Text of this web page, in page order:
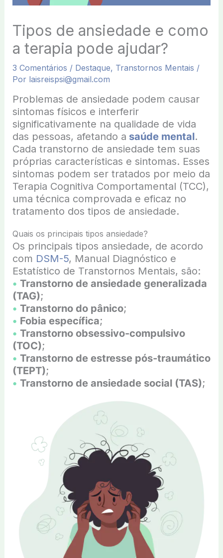
Tipos de ansiedade e como
a terapia pode ajudar?
3 Comentários / Destaque, Transtornos Mentais /
Por laisreispsi@gmail.com
Problemas de ansiedade podem causar
sintomas físicos e interferir
significativamente na qualidade de vida
das pessoas, afetando a saúde mental.
Cada transtorno de ansiedade tem suas
próprias características e sintomas. Esses
sintomas podem ser tratados por meio da
Terapia Cognitiva Comportamental (TCC),
uma técnica comprovada e eficaz no
tratamento dos tipos de ansiedade.
Quais os principais tipos ansiedade?
Os principais tipos ansiedade, de acordo
com DSM-5, Manual Diagnóstico e
Estatístico de Transtornos Mentais, são:
• Transtorno de ansiedade generalizada
(TAG);
• Transtorno do pânico;
• Fobia específica;
• Transtorno obsessivo-compulsivo
(TOC);
• Transtorno de estresse pós-traumático
(TEPT);
• Transtorno de ansiedade social (TAS);